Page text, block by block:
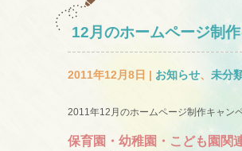
12月のホームページ制
2011年12月8日 | お知らせ、 未分
2011年12月のホームページ制作キャン
保育園・幼稚園・こども園関